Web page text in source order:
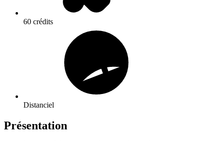
60 crédits
Distanciel
Présentation